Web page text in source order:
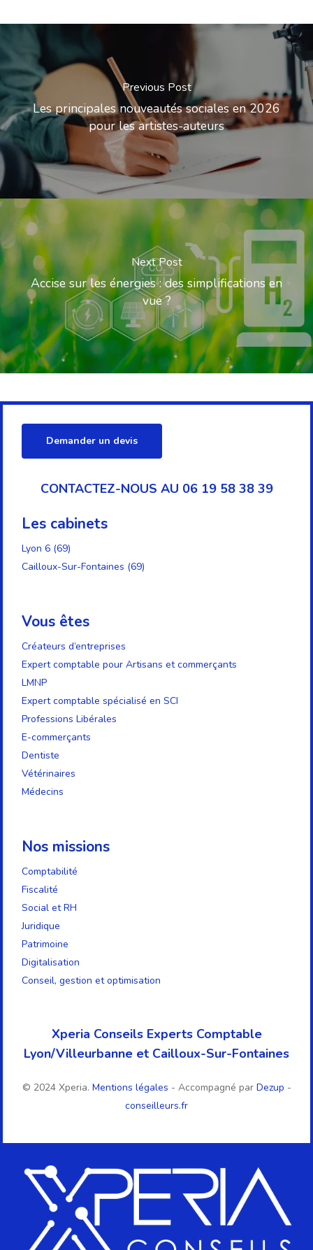
Previous Post
Les principales nouveautés sociales en 2026
pour les artistes-auteurs
Next Post
Accise sur les énergies : des simplifications en
vue ?
Demander un devis
CONTACTEZ-NOUS AU 06 19 58 38 39
Les cabinets
Lyon 6 (69)
Cailloux-Sur-Fontaines (69)
Vous êtes
Créateurs d’entreprises
Expert comptable pour Artisans et commerçants
LMNP
Expert comptable spécialisé en SCI
Professions Libérales
E-commerçants
Dentiste
Vétérinaires
Médecins
Nos missions
Comptabilité
Fiscalité
Social et RH
Juridique
Patrimoine
Digitalisation
Conseil, gestion et optimisation
Xperia Conseils Experts Comptable
Lyon/Villeurbanne et Cailloux-Sur-Fontaines
© 2024 Xperia. Mentions légales - Accompagné par Dezup -
conseilleurs.fr